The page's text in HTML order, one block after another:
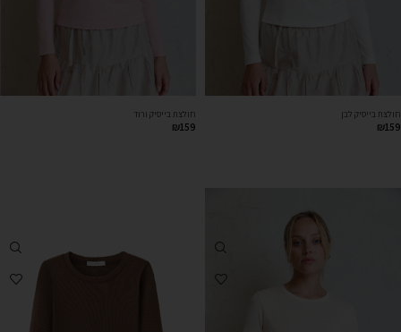
חולצת בייסיק לבן
₪159
חולצת בייסיק ורוד
₪159